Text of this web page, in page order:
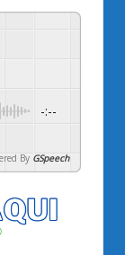
-:--
By GSpeech